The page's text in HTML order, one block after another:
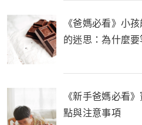
《爸媽必看》小
的迷思：為什麼
《新手爸媽必看
點與注意事項